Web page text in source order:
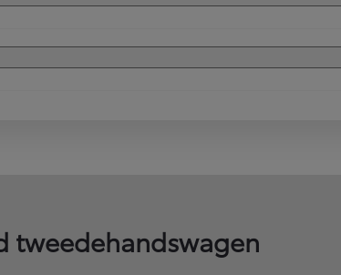
tweedehandswagen